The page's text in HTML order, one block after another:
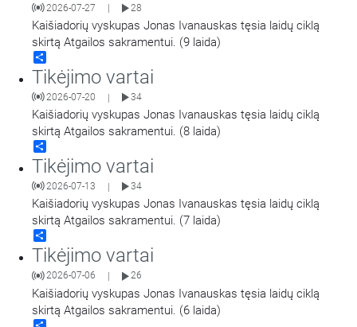
2026-07-27 28
Kaišiadorių vyskupas Jonas Ivanauskas tęsia laidų ciklą
skirtą Atgailos sakramentui. (9 laida)
Tikėjimo vartai
2026-07-20 | 34
Kaišiadorių vyskupas Jonas Ivanauskas tęsia laidų ciklą
skirtą Atgailos sakramentui. (8 laida)
Tikėjimo vartai
2026-07-13 | 34
Kaišiadorių vyskupas Jonas Ivanauskas tęsia laidų ciklą
skirtą Atgailos sakramentui. (7 laida)
Tikėjimo vartai
2026-07-06 26
Kaišiadorių vyskupas Jonas Ivanauskas tęsia laidų ciklą
skirtą Atgailos sakramentui. (6 laida)